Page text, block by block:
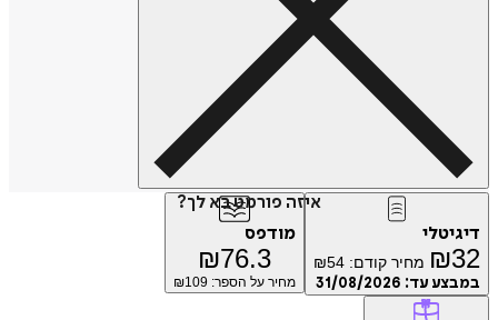
איזה פורמט בא לך?
₪ מחיר קודם: ₪54
עד:31/08/2026
מודפס
₪76.3
מחיר על הספר: ₪109